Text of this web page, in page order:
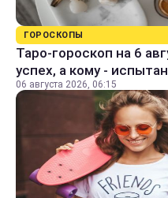
ГОРОСКОПЫ
Таро-гороскоп на 6
успех, а кому -
06 августа 2026, 06:15